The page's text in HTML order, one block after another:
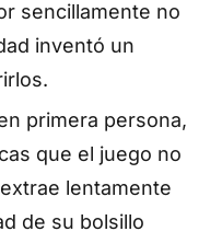
sencillamente no
inventó un
primera persona,
que el juego no
lentamente
de su bolsillo